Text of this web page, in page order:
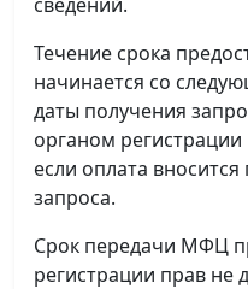
Течение срока
начинается со
даты получения
органом
если оплата
запроса.
Срок передачи МФЦ
регистрации прав